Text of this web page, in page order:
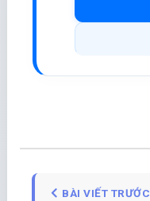
BÀI VIẾT TRƯỚC